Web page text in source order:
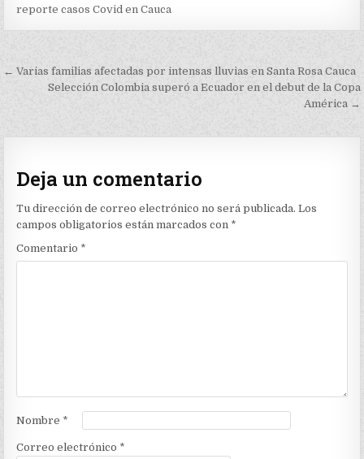
reporte casos Covid en Cauca
Navegación
← Varias familias afectadas por intensas lluvias en Santa Rosa Cauca
Selección Colombia superó a Ecuador en el debut de la Copa
América →
Deja un comentario
Tu dirección de correo electrónico no será publicada. Los
campos obligatorios están marcados con *
Comentario *
Nombre *
Correo electrónico *